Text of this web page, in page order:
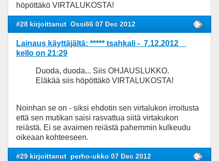
höpöttäkö VIRTALUKOSTA!
#28 kirjoittanut Ossi66 07 Dec 2012
Lainaus käyttäjältä: ***** tsahkali - 7.12.2012
kello on 21:29
Duoda, duoda... Siis OHJAUSLUKKO.
Eläkää siis höpöttäkö VIRTALUKOSTA!
Noinhan se on - siksi ehdotin sen virtalukon irroitusta
että sen mutikan saisi rasvattua siitä virtakukon
reiästä. Ei se avaimen reiästä pahemmin kulkeudu
oikeaan kohteeseen.
#29 kirjoittanut perho-ukko 07 Dec 2012